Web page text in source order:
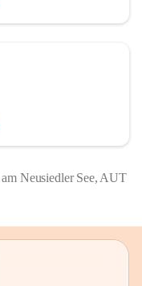
Neusiedler See, AUT